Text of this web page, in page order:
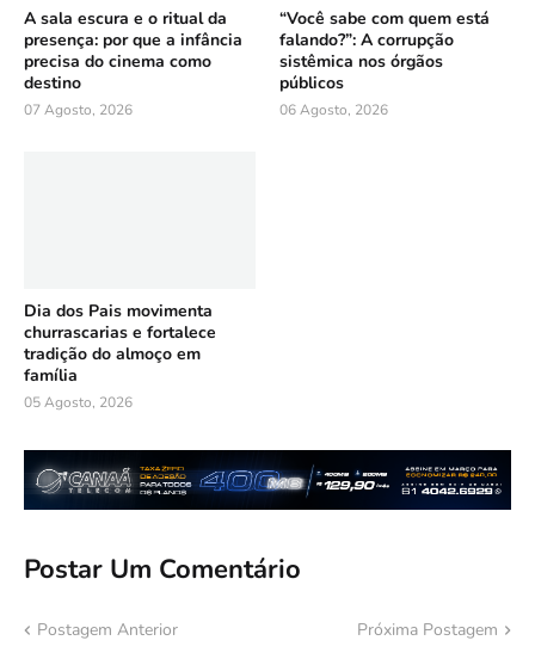
A sala escura e o ritual da
presença: por que a infância
precisa do cinema como
destino
07 Agosto, 2026
“Você sabe com quem está
falando?”: A corrupção
sistêmica nos órgãos
públicos
06 Agosto, 2026
Dia dos Pais movimenta
churrascarias e fortalece
tradição do almoço em
família
05 Agosto, 2026
Postar Um Comentário
Postagem Anterior Próxima Postagem